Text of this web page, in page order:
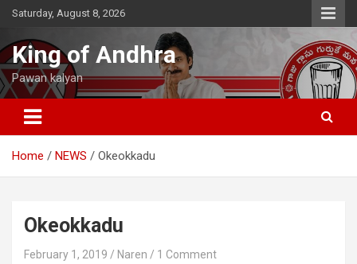
Skip
content
Saturday, August 8, 2026
King of Andhra
Pawan kalyan
Home NEWS Okeokkadu
Okeokkadu
February 1, 2019 Naren 1 Comment